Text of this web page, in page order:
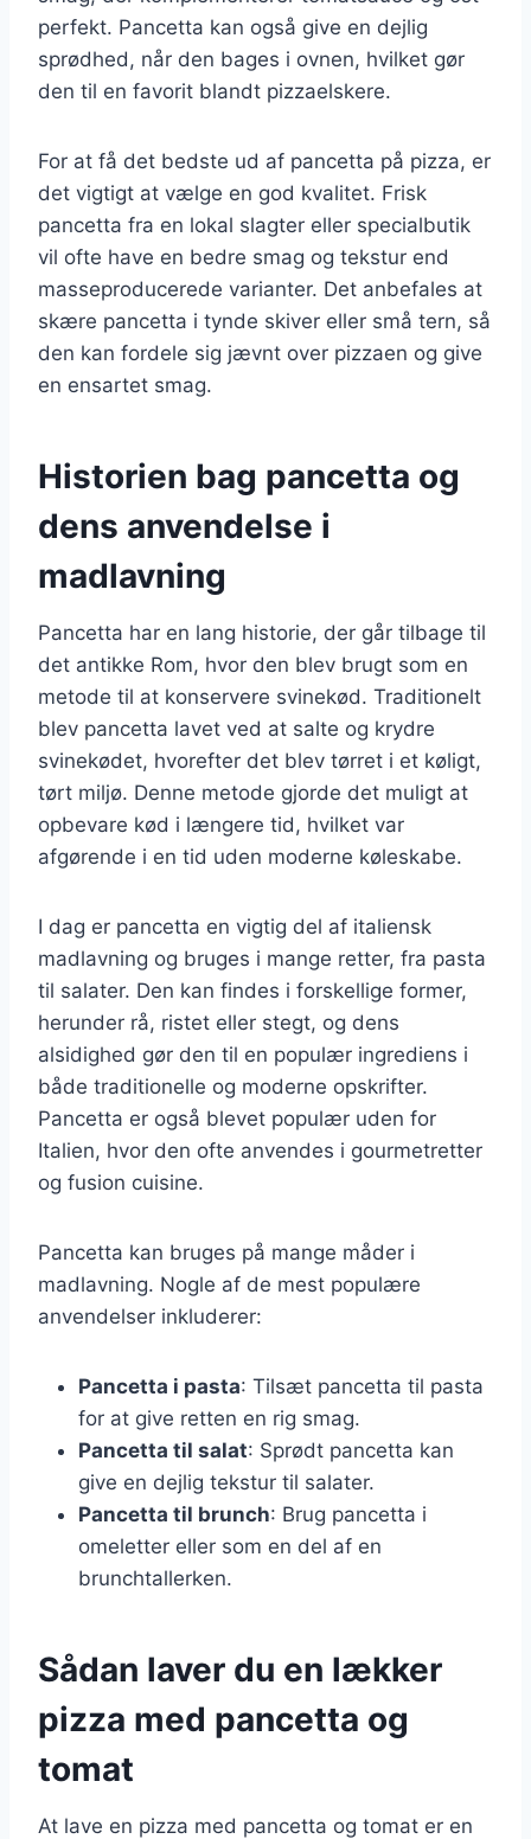
perfekt. Pancetta kan også give en dejlig
sprødhed, når den bages i ovnen, hvilket gør
den til en favorit blandt pizzaelskere.
For at få det bedste ud af pancetta på pizza, er
det vigtigt at vælge en god kvalitet. Frisk
pancetta fra en lokal slagter eller specialbutik
vil ofte have en bedre smag og tekstur end
masseproducerede varianter. Det anbefales at
skære pancetta i tynde skiver eller små tern, så
den kan fordele sig jævnt over pizzaen og give
en ensartet smag.
Historien bag pancetta og
dens anvendelse i
madlavning
Pancetta har en lang historie, der går tilbage til
det antikke Rom, hvor den blev brugt som en
metode til at konservere svinekød. Traditionelt
blev pancetta lavet ved at salte og krydre
svinekødet, hvorefter det blev tørret i et køligt,
tørt miljø. Denne metode gjorde det muligt at
opbevare kød i længere tid, hvilket var
afgørende i en tid uden moderne køleskabe.
I dag er pancetta en vigtig del af italiensk
madlavning og bruges i mange retter, fra pasta
til salater. Den kan findes i forskellige former,
herunder rå, ristet eller stegt, og dens
alsidighed gør den til en populær ingrediens i
både traditionelle og moderne opskrifter.
Pancetta er også blevet populær uden for
Italien, hvor den ofte anvendes i gourmetretter
og fusion cuisine.
Pancetta kan bruges på mange måder i
madlavning. Nogle af de mest populære
anvendelser inkluderer:
Pancetta i pasta: Tilsæt pancetta til pasta
for at give retten en rig smag.
Pancetta til salat: Sprødt pancetta kan
give en dejlig tekstur til salater.
Pancetta til brunch: Brug pancetta i
omeletter eller som en del af en
brunchtallerken.
Sådan laver du en lækker
pizza med pancetta og
tomat
At lave en pizza med pancetta og tomat er en